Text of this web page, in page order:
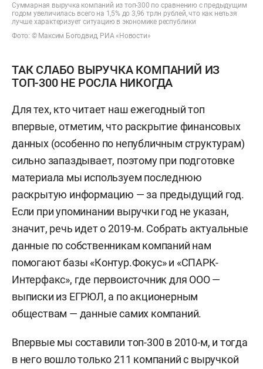
Суммарная выручка компаний из топ-300 по сравнению с предыдущим
годом увеличилась всего на 1,5% до 3,96 трлн рублей, что как нельзя
лучше характеризует ситуацию в экономике республики
Фото: © Максим Богодвид, РИА «Новости»
ТАК СЛАБО ВЫРУЧКА КОМПАНИЙ ИЗ
ТОП-300 НЕ РОСЛА НИКОГДА
Для тех, кто читает наш ежегодный топ
впервые, отметим, что раскрытие финансовых
данных (особенно по непубличным структурам)
сильно запаздывает, поэтому при подготовке
материала мы используем последнюю
раскрытую информацию — за предыдущий год.
Если при упоминании выручки год не указан,
значит, речь идет о 2019-м. Собрать актуальные
данные по собственникам компаний нам
помогают базы «Контур.Фокус» и «СПАРК-
Интерфакс», где первоисточник для ООО —
выписки из ЕГРЮЛ, а по акционерным
обществам — данные самих компаний.
Впервые мы составили топ-300 в 2010-м, и тогда
в него вошло только 211 компаний с выручкой